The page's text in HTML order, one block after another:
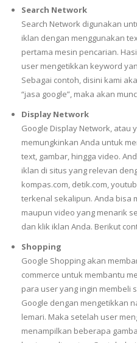
Search Network
Search Network digunakan
iklan dengan menggunakan
pertama mesin pencarian.
user mengetikkan keyword
Sebagai contoh, disini kami
“jasa google”, maka akan
Display Network
Google Display Network, atau
memungkinkan Anda untuk
text, gambar, hingga video.
iklan di situs yang relevan
kompas.com, detik.com,
terkenal sekalipun. Anda bisa
maupun video yang menarik
dan klik iklan Anda. Berikut
Shopping
Google Shopping akan
commerce untuk membantu
para user yang ingin membeli
Google dengan mengetikkan
lemari. Maka setelah user
menampilkan beberapa